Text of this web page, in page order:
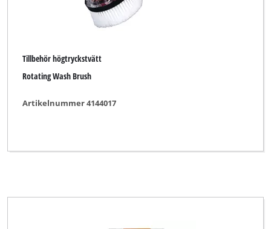
Tillbehör högtryckstvätt
Rotating Wash Brush
Artikelnummer 4144017